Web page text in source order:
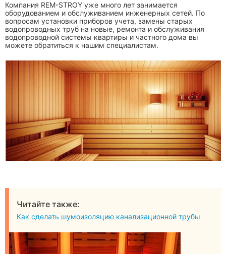
Компания REM-STROY уже много лет занимается
оборудованием и обслуживанием инженерных сетей. По
вопросам установки приборов учета, замены старых
водопроводных труб на новые, ремонта и обслуживания
водопроводной системы квартиры и частного дома вы
можете обратиться к нашим специалистам.
Читайте также:
Как сделать шумоизоляцию канализационной трубы